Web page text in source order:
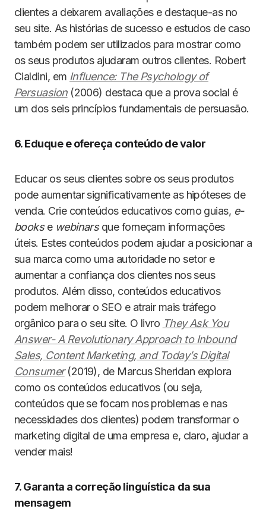
clientes a deixarem avaliações e destaque-as no
seu site. As histórias de sucesso e estudos de caso
também podem ser utilizados para mostrar como
os seus produtos ajudaram outros clientes. Robert
Cialdini, em Influence: The Psychology of
Persuasion (2006) destaca que a prova social é
um dos seis princípios fundamentais de persuasão.
6. Eduque e ofereça conteúdo de valor
Educar os seus clientes sobre os seus produtos
pode aumentar significativamente as hipóteses de
venda. Crie conteúdos educativos como guias, e-
bookse webinarsque forneçam informações
úteis. Estes conteúdos podem ajudar a posicionar a
sua marca como uma autoridade no setor e
aumentar a confiança dos clientes nos seus
produtos. Além disso, conteúdos educativos
podem melhorar o SEO e atrair mais tráfego
orgânico para o seu site. O livro They Ask You
Answer- A Revolutionary Approach to Inbound
Sales, Content Marketing, and Today’s Digital
Consumer(2019), de Marcus Sheridan explora
como os conteúdos educativos (ou seja,
conteúdos que se focam nos problemas e nas
necessidades dos clientes) podem transformar o
marketing digital de uma empresa e, claro, ajudar a
vender mais!
7. Garanta a correção linguística da sua
mensagem